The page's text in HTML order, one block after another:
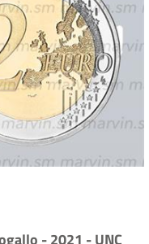
- 2021 - UNC